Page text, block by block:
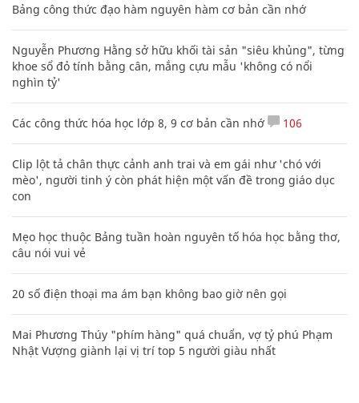
Bảng công thức đạo hàm nguyên hàm cơ bản cần nhớ
Nguyễn Phương Hằng sở hữu khối tài sản "siêu khủng", từng
khoe sổ đỏ tính bằng cân, mắng cựu mẫu 'không có nổi
nghìn tỷ'
Các công thức hóa học lớp 8, 9 cơ bản cần nhớ 106
Clip lột tả chân thực cảnh anh trai và em gái như 'chó với
mèo', người tinh ý còn phát hiện một vấn đề trong giáo dục
con
Mẹo học thuộc Bảng tuần hoàn nguyên tố hóa học bằng thơ,
câu nói vui vẻ
20 số điện thoại ma ám bạn không bao giờ nên gọi
Mai Phương Thúy "phím hàng" quá chuẩn, vợ tỷ phú Phạm
Nhật Vượng giành lại vị trí top 5 người giàu nhất